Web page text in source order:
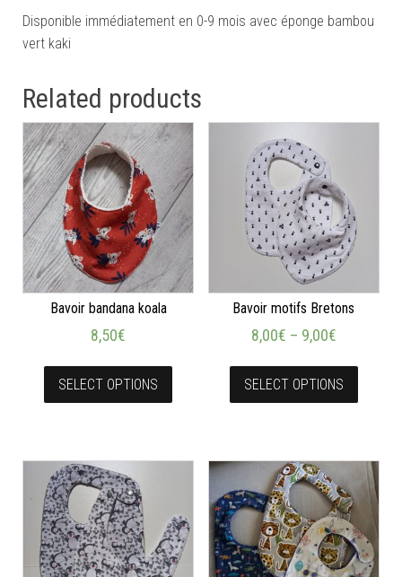
Disponible immédiatement en 0-9 mois avec éponge bambou
vert kaki
Related products
Bavoir bandana koala
8,50€
SELECT OPTIONS
Bavoir motifs Bretons
8,00€ – 9,00€
SELECT OPTIONS